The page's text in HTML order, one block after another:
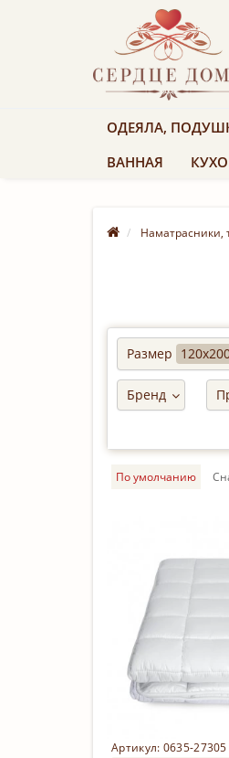
ОДЕЯЛА,
ВАННАЯ
Наматрасники,
Размер
Бренд
По умолчанию
Артикул: 0635-27305